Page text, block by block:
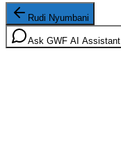
Rudi Nyumbani
Ask GWF AI Assistant